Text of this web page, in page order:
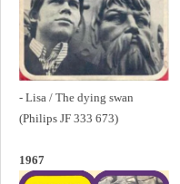
- Lisa / The dying swan
(Philips JF 333 673)
1967